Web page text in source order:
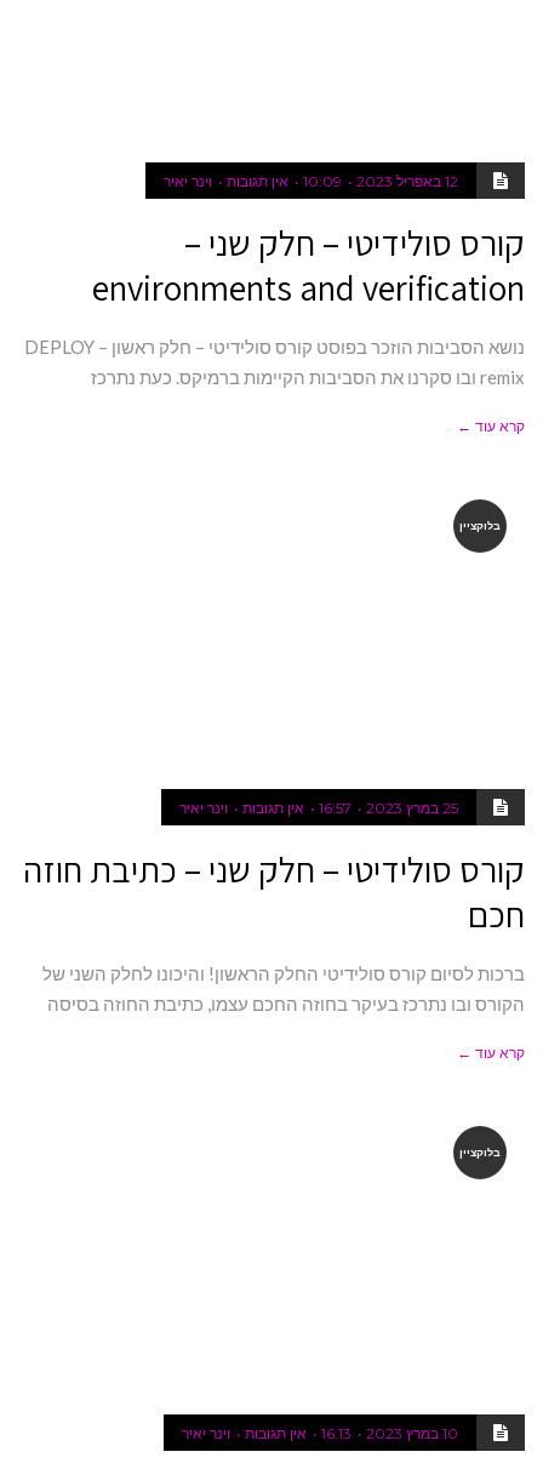
12 באפריל 2023 10:09 אין תגובות וינר יאיר
קורס סולידיטי – חלק שני –
environments and verification
נושא הסביבות הוזכר בפוסט קורס סולידיטי – חלק ראשון – DEPLOY
remix ובו סקרנו את הסביבות הקיימות ברמיקס. כעת נתרכז
קרא עוד ←
בלוקציין
25 במרץ 2023 16:57 אין תגובות וינר יאיר
קורס סולידיטי – חלק שני – כתיבת חוזה
חכם
ברכות לסיום קורס סולידיטי החלק הראשון! והיכונו לחלק השני של
הקורס ובו נתרכז בעיקר בחוזה החכם עצמו, כתיבת החוזה בסיסה
קרא עוד ←
בלוקציין
10 במרץ 2023 16:13 אין תגובות וינר יאיר